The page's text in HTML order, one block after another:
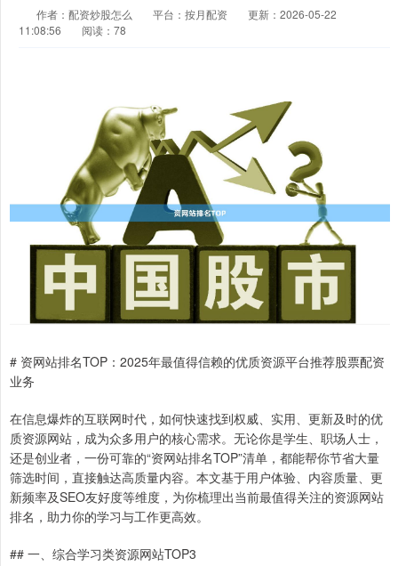
作者：配资炒股怎么 平台：按月配资
更新：2026-05-22
11:08:56
阅读：78
# 资网站排名TOP：2025年最值得信赖的优质资源平台推荐股票配资
业务
在信息爆炸的互联网时代，如何快速找到权威、实用、更新及时的优
质资源网站，成为众多用户的核心需求。无论你是学生、职场人士，
还是创业者，一份可靠的“资网站排名TOP”清单，都能帮你节省大量
筛选时间，直接触达高质量内容。本文基于用户体验、内容质量、更
新频率及SEO友好度等维度，为你梳理出当前最值得关注的资源网站
排名，助力你的学习与工作更高效。
## 一、综合学习类资源网站TOP3